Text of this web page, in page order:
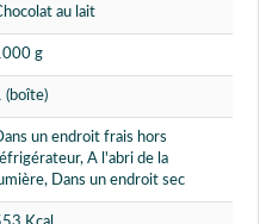
au lait
g
(boîte)
un endroit frais hors
A l'abri de la
Dans un endroit sec